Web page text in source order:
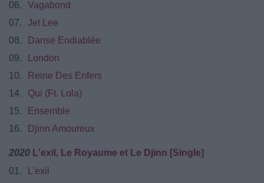
06.
Vagabond
07.
Jet Lee
08.
Danse Endiablée
09.
London
10.
Reine Des Enfers
14.
Qui (Ft. Lola)
15.
Ensemble
16.
Djinn Amoureux
2020 L'exil, Le Royaume et Le Djinn [Single]
01.
L'exil